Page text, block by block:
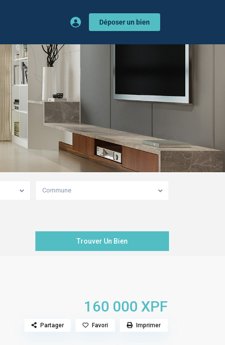
Déposer un bien
Commune
160 000 XPF
Partager Favori Imprimer